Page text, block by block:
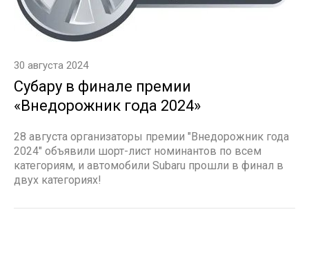
30 августа 2024
Субару в финале премии
«Внедорожник года 2024»
28 августа организаторы премии "Внедорожник года
2024" объявили шорт-лист номинантов по всем
категориям, и автомобили Subaru прошли в финал в
двух категориях!